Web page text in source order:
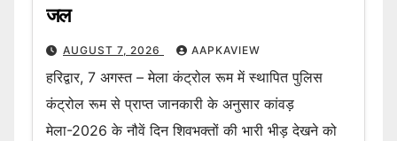
जल
AUGUST 7, 2026 AAPKAVIEW
हरिद्वार, 7 अगस्त – मेला कंट्रोल रूम में स्थापित पुलिस
कंट्रोल रूम से प्राप्त जानकारी के अनुसार कांवड़
मेला-2026 के नौवें दिन शिवभक्तों की भारी भीड़ देखने को